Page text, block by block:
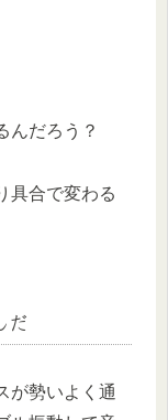
んだろう？
具合で変わる
だ
が勢いよく通